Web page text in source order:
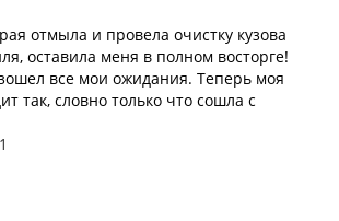
отмыла и провела очистку кузова
оставила меня в полном восторге!
все мои ожидания. Теперь моя
так, словно только что сошла с